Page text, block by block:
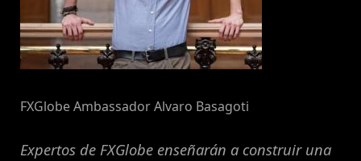
FXGlobe Ambassador Alvaro Basagoti
Expertos de FXGlobe enseñarán a construir una